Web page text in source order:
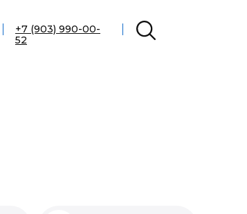
+7 (903) 990-00-
52